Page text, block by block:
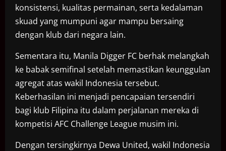
konsistensi, kualitas permainan, serta kedalaman
skuad yang mumpuni agar mampu bersaing
dengan klub dari negara lain.
Sementara itu, Manila Digger FC berhak melangkah
ke babak semifinal setelah memastikan keunggulan
agregat atas wakil Indonesia tersebut.
Keberhasilan ini menjadi pencapaian tersendiri
bagi klub Filipina itu dalam perjalanan mereka di
kompetisi AFC Challenge League musim ini.
Dengan tersingkirnya Dewa United, wakil Indonesia